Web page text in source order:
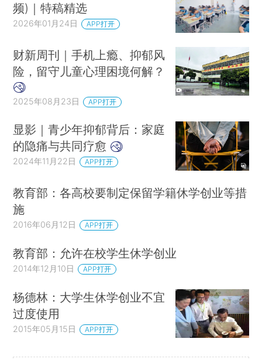
频)｜特稿精选
2026年01月24日 APP打开
财新周刊｜手机上瘾、抑郁风
险，留守儿童心理困境何解？
2025年08月23日 APP打开
显影｜青少年抑郁背后：家庭
的隐痛与共同疗愈
2024年11月22日 APP打开
教育部：各高校要制定保留学籍休学创业等措
施
2016年06月12日 APP打开
教育部：允许在校学生休学创业
2014年12月10日 APP打开
杨德林：大学生休学创业不宜
过度使用
2015年05月15日 APP打开